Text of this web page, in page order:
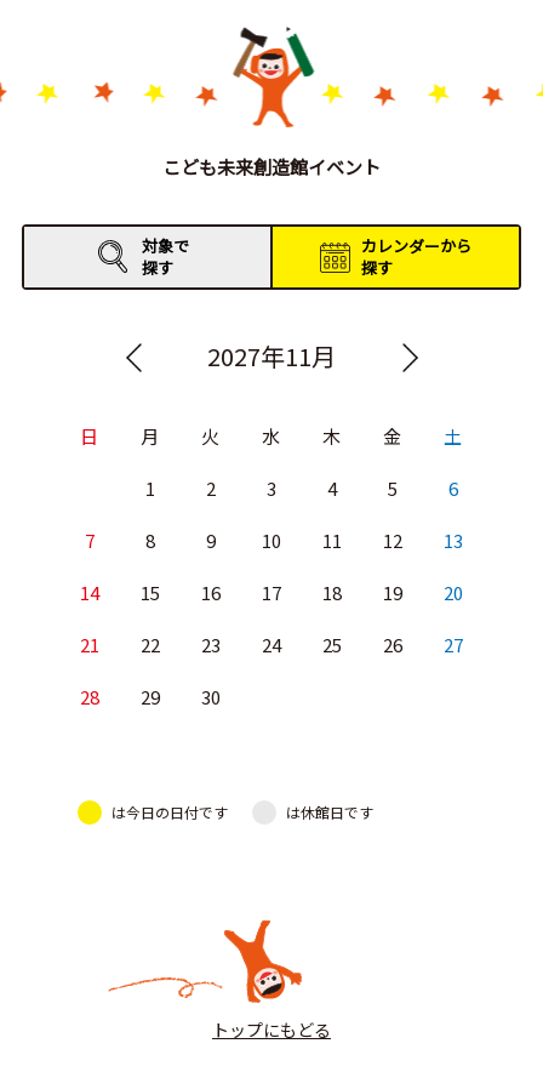
こども未来創造館イベント
対象で
探す
カレンダーから
探す
2027年11月
日 月 火 水 木 金 土
1 2 3 4 5 6
7 8 9 10 11 12 13
14 15 16 17 18 19 20
21 22 23 24 25 26 27
28 29 30
は今日の日付です は休館日です
トップにもどる